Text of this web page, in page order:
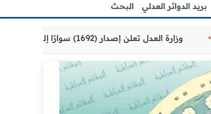
بريد الدوائر العدلي البحث
للمواطنين وزارة العدل تعلن إصدار (1692) سوارًا إلكترونيًا لنزلاء سجن الناصرية المركزي لتنظيم التعاملات المالية داخل المؤسسات الإصلاحية